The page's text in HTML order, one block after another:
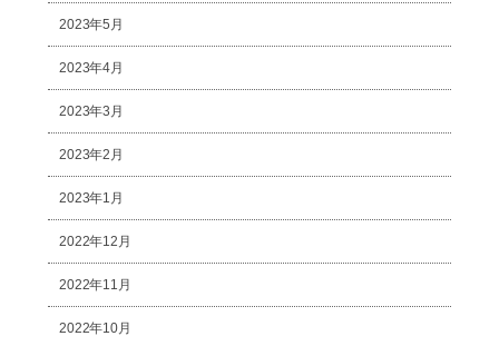
2023年5月
2023年4月
2023年3月
2023年2月
2023年1月
2022年12月
2022年11月
2022年10月